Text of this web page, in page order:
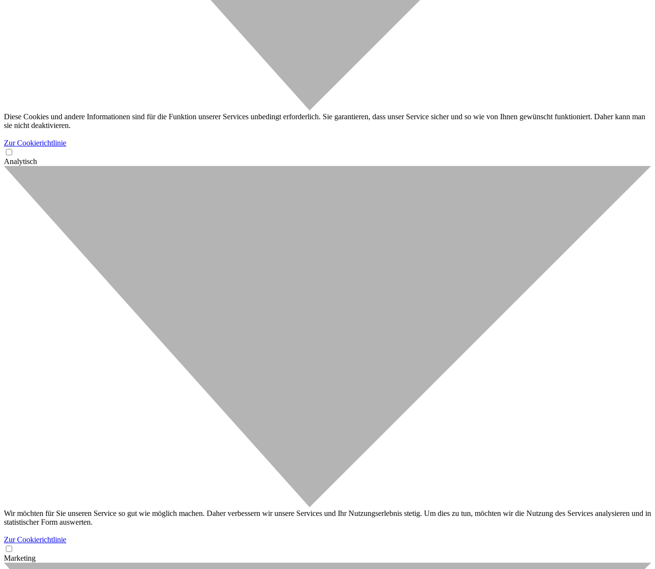
Diese Cookies und andere Informationen sind für die Funktion unserer Services unbedingt erforderlich. Sie garantieren, dass unser Service sicher und so wie von Ihnen gewünscht funktioniert. Daher kann man
sie nicht deaktivieren.
Zur Cookierichtlinie
Analytisch
Wir möchten für Sie unseren Service so gut wie möglich machen. Daher verbessern wir unsere Services und Ihr Nutzungserlebnis stetig. Um dies zu tun, möchten wir die Nutzung des Services analysieren und in
statistischer Form auswerten.
Zur Cookierichtlinie
Marketing